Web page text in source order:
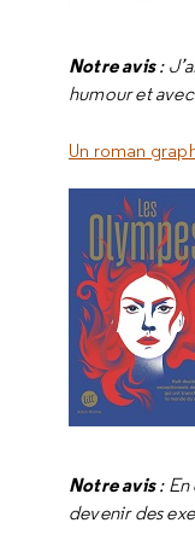
Notre avis:
humour et
Un roman
Notre avis:
devenir des